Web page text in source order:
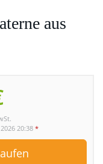
aus
20:38 *